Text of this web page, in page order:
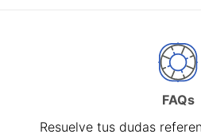
FAQs
Resuelve tus dudas